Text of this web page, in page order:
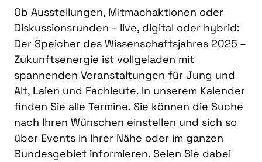
Ob Ausstellungen, Mitmachaktionen oder
Diskussionsrunden – live, digital oder hybrid:
Der Speicher des Wissenschaftsjahres 2025 –
Zukunftsenergie ist vollgeladen mit
spannenden Veranstaltungen für Jung und
Alt, Laien und Fachleute. In unserem Kalender
finden Sie alle Termine. Sie können die Suche
nach Ihren Wünschen einstellen und sich so
über Events in Ihrer Nähe oder im ganzen
Bundesgebiet informieren. Seien Sie dabei